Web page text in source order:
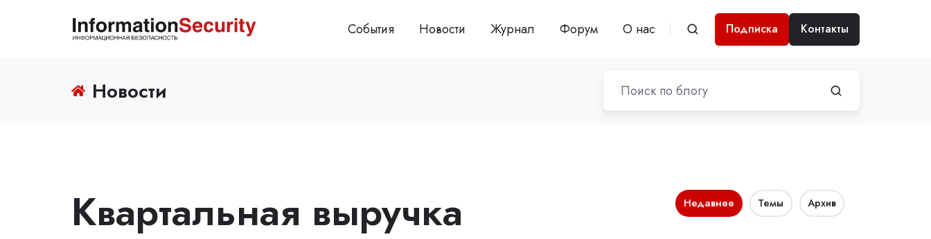
События Новости Журнал Форум О нас Подписка Контакты
Новости
Квартальная выручка Недавнее Темы Архив